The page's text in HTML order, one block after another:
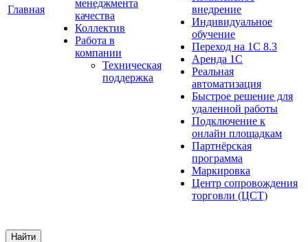
Главная
менеджмента
качества
Коллектив
Работа в
компании
Техническая
поддержка
внедрение
Индивидуальное
обучение
Переход на 1С 8.3
Аренда 1С
Реальная
автоматизация
Быстрое решение для
удаленной работы
Подключение к
онлайн площадкам
Партнёрская
программа
Маркировка
Центр сопровождения
торговли (ЦСТ)